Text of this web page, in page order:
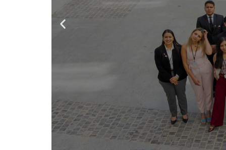
Impulsado
Caribe,